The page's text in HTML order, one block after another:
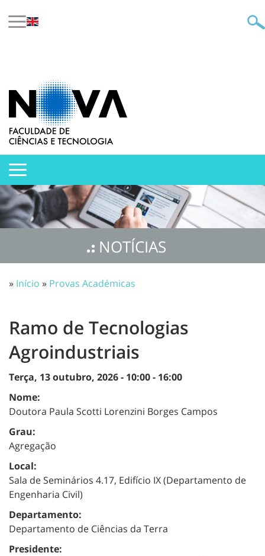
NOTÍCIAS
» Início » Provas Académicas
Ramo de Tecnologias
Agroindustriais
Terça, 13 outubro, 2026 - 10:00- 16:00
Nome:
Doutora Paula Scotti Lorenzini Borges Campos
Grau:
Agregação
Local:
Sala de Seminários 4.17, Edifício IX (Departamento de
Engenharia Civil)
Departamento:
Departamento de Ciências da Terra
Presidente: